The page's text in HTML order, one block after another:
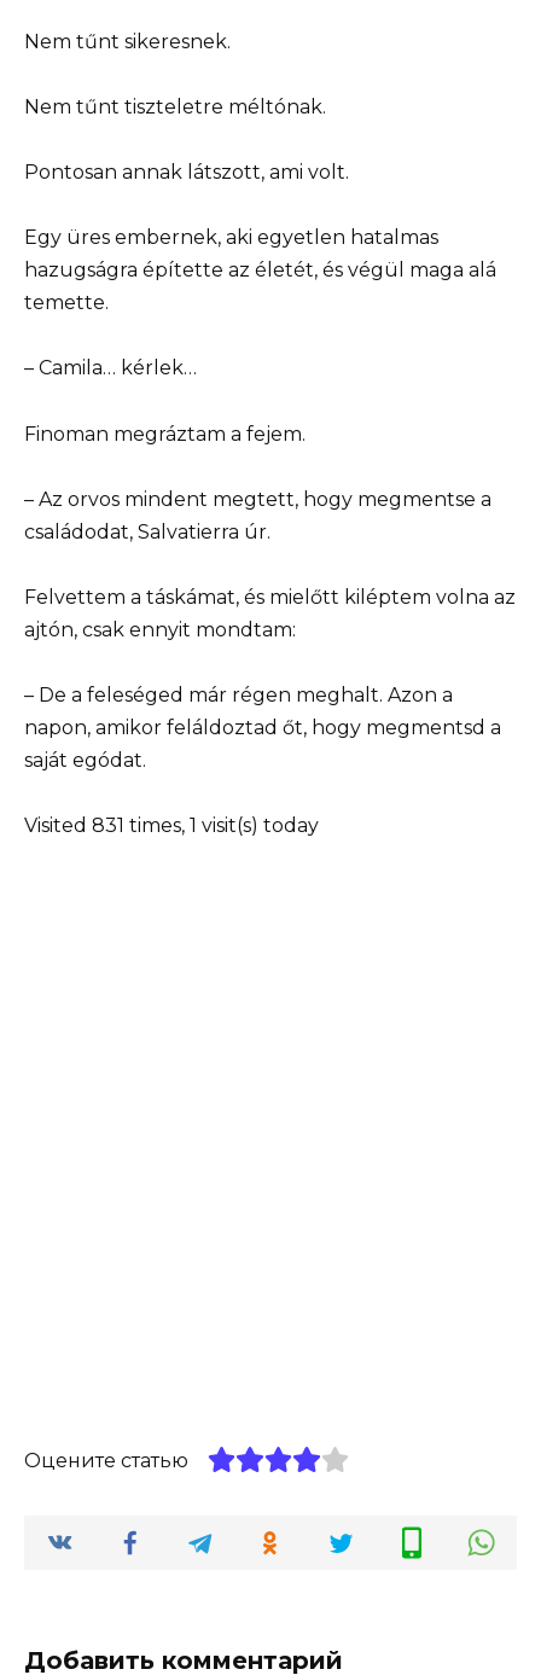
Nem tűnt sikeresnek.
Nem tűnt tiszteletre méltónak.
Pontosan annak látszott, ami volt.
Egy üres embernek, aki egyetlen hatalmas
hazugságra építette az életét, és végül maga alá
temette.
– Camila… kérlek…
Finoman megráztam a fejem.
– Az orvos mindent megtett, hogy megmentse a
családodat, Salvatierra úr.
Felvettem a táskámat, és mielőtt kiléptem volna az
ajtón, csak ennyit mondtam:
– De a feleséged már régen meghalt. Azon a
napon, amikor feláldoztad őt, hogy megmentsd a
saját egódat.
Visited 831 times, 1 visit(s) today
Оцените статью
Добавить комментарий